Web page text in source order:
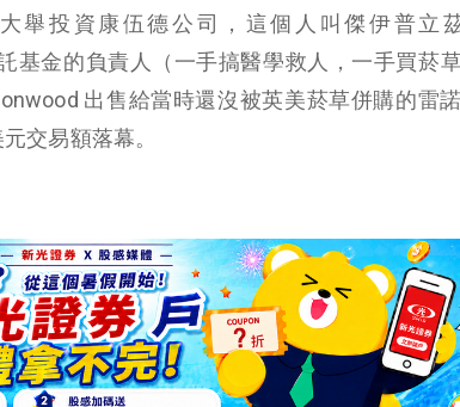
舉投資康伍德公司，這個人叫傑伊普立
基金的負責人（一手搞醫學救人，一手買菸
出售給當時還沒被英美菸草併購的雷
交易額落幕。